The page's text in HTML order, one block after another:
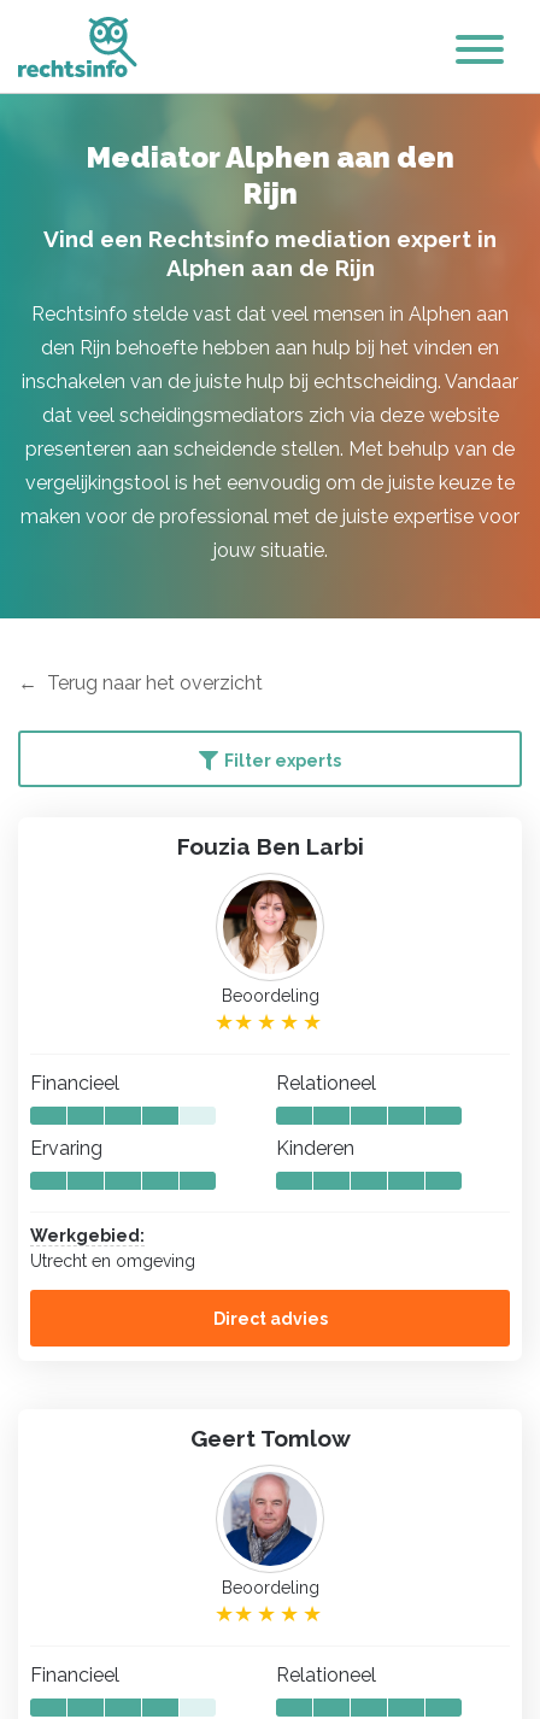
Mediator Alphen aan den
Rijn
Vind een Rechtsinfo mediation expert in
Alphen aan de Rijn
Rechtsinfo stelde vast dat veel mensen in Alphen aan
den Rijn behoefte hebben aan hulp bij het vinden en
inschakelen van de juiste hulp bij echtscheiding. Vandaar
dat veel scheidingsmediators zich via deze website
presenteren aan scheidende stellen. Met behulp van de
vergelijkingstool is het eenvoudig om de juiste keuze te
maken voor de professional met de juiste expertise voor
jouw situatie.
Terug naar het overzicht
Filter experts
Fouzia Ben Larbi
Beoordeling
Financieel Relationeel
Ervaring Kinderen
Werkgebied:
Utrecht en omgeving
Direct advies
Geert Tomlow
Beoordeling
Financieel Relationeel